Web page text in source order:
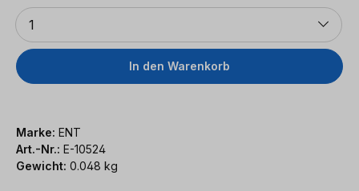
Anzahl
1
In den Warenkorb
Marke: ENT
Art.-Nr.: E-10524
Gewicht: 0.048 kg